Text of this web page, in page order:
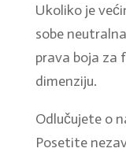
Ukoliko je
sobe
prava boja za
dimenziju.
Odlučujete o
Posetite